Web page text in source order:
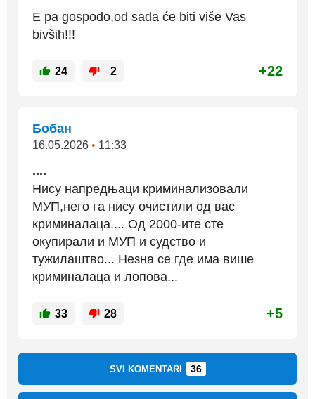
E pa gospodo,od sada će biti više Vas
bivših!!!
24 2 +22
Бобан
16.05.2026 • 11:33
....
Нису напредњаци криминализовали
МУП,него га нису очистили од вас
криминалаца.... Од 2000-ите сте
окупирали и МУП и судство и
тужилаштво... Незна се где има више
криминалаца и лопова...
33 28 +5
SVI KOMENTARI 36